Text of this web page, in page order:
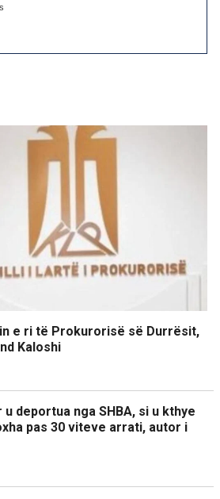
e ri të Prokurorisë së Durrësit,
Kaloshi
deportua nga SHBA, si u kthye
pas 30 viteve arrati, autor i